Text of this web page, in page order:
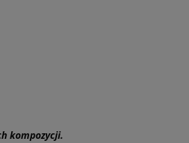
kompozycji.